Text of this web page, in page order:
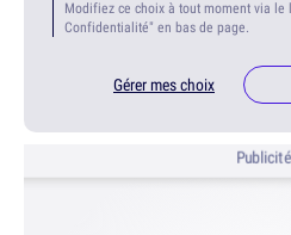
Modifiez ce choix à tout moment via
Confidentialité" en bas de page.
Gérer mes choix
Publicité